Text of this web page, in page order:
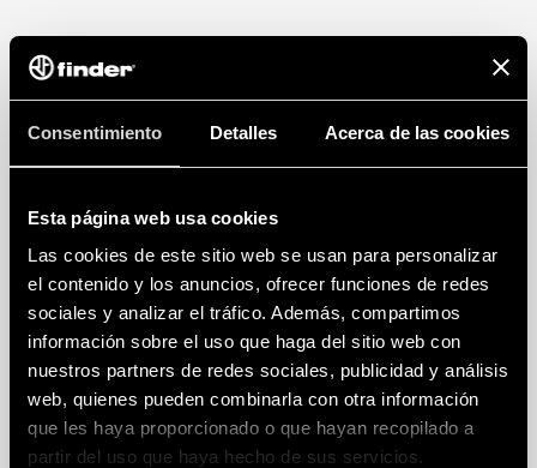
Consentimiento Detalles Acerca de las cookies
Esta página web usa cookies
Las cookies de este sitio web se usan para personalizar
el contenido y los anuncios, ofrecer funciones de redes
sociales y analizar el tráfico. Además, compartimos
información sobre el uso que haga del sitio web con
nuestros partners de redes sociales, publicidad y análisis
web, quienes pueden combinarla con otra información
que les haya proporcionado o que hayan recopilado a
partir del uso que haya hecho de sus servicios.